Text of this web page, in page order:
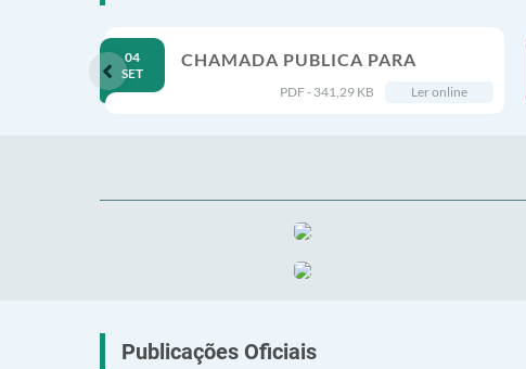
04
SET
CHAMADA PUBLICA PARA
SOCIEDADE CIVIL CUJA
PDF - 341,29 KB Ler online
Publicações Oficiais